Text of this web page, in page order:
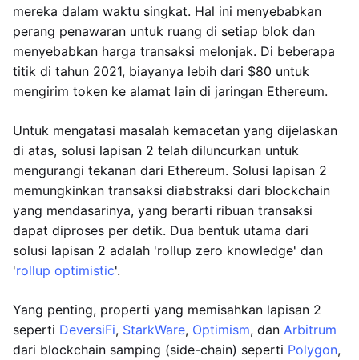
mereka dalam waktu singkat. Hal ini menyebabkan
perang penawaran untuk ruang di setiap blok dan
menyebabkan harga transaksi melonjak. Di beberapa
titik di tahun 2021, biayanya lebih dari $80 untuk
mengirim token ke alamat lain di jaringan Ethereum.
Untuk mengatasi masalah kemacetan yang dijelaskan
di atas, solusi lapisan 2 telah diluncurkan untuk
mengurangi tekanan dari Ethereum. Solusi lapisan 2
memungkinkan transaksi diabstraksi dari blockchain
yang mendasarinya, yang berarti ribuan transaksi
dapat diproses per detik. Dua bentuk utama dari
solusi lapisan 2 adalah 'rollup zero knowledge' dan
'rollup optimistic'.
Yang penting, properti yang memisahkan lapisan 2
seperti DeversiFi, StarkWare, Optimism, dan Arbitrum
dari blockchain samping (side-chain) seperti Polygon,